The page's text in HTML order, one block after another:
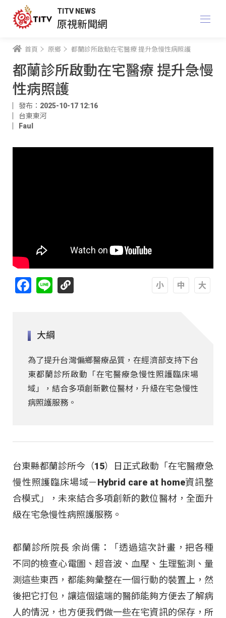
TITV NEWS
原視新聞網
首頁 原鄉 都蘭診所啟動在宅醫療 提升急慢性病照護
都蘭診所啟動在宅醫療 提升急慢
性病照護
發布：2025-10-17 12:16
台東東河
Faul
Facebook
Line
大綱
為了提升台灣偏鄉醫療品質，在經濟部支持下台
東都蘭診所啟動「在宅醫療急慢性照護臨床場
域」，結合多項創新數位醫材，升級在宅急慢性
病照護服務。
台東縣都蘭診所今（15）日正式啟動「在宅醫療急
慢性照護臨床場域－Hybrid care at home資訊整
合模式」，未來結合多項創新的數位醫材，全面升
級在宅急慢性病照護服務。
都蘭診所院長 余尚儒：「透過這次計畫，把各種
不同的檢查心電圖、超音波、血壓、生理監測、量
測這些東西，都能夠彙整在一個行動的裝置上，然
後把它打包，讓這個遠端的醫師能夠方便去了解病
人的情況，也方便我們做一些在宅資訊的保存，所